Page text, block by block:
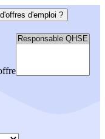
d'emploi ?